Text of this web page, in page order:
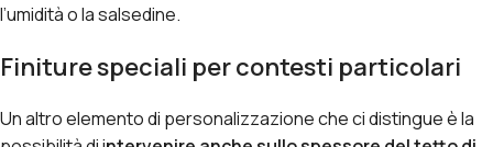
l’umidità o la salsedine.
Finiture speciali per contesti particolari
Un altro elemento di personalizzazione che ci distingue è la